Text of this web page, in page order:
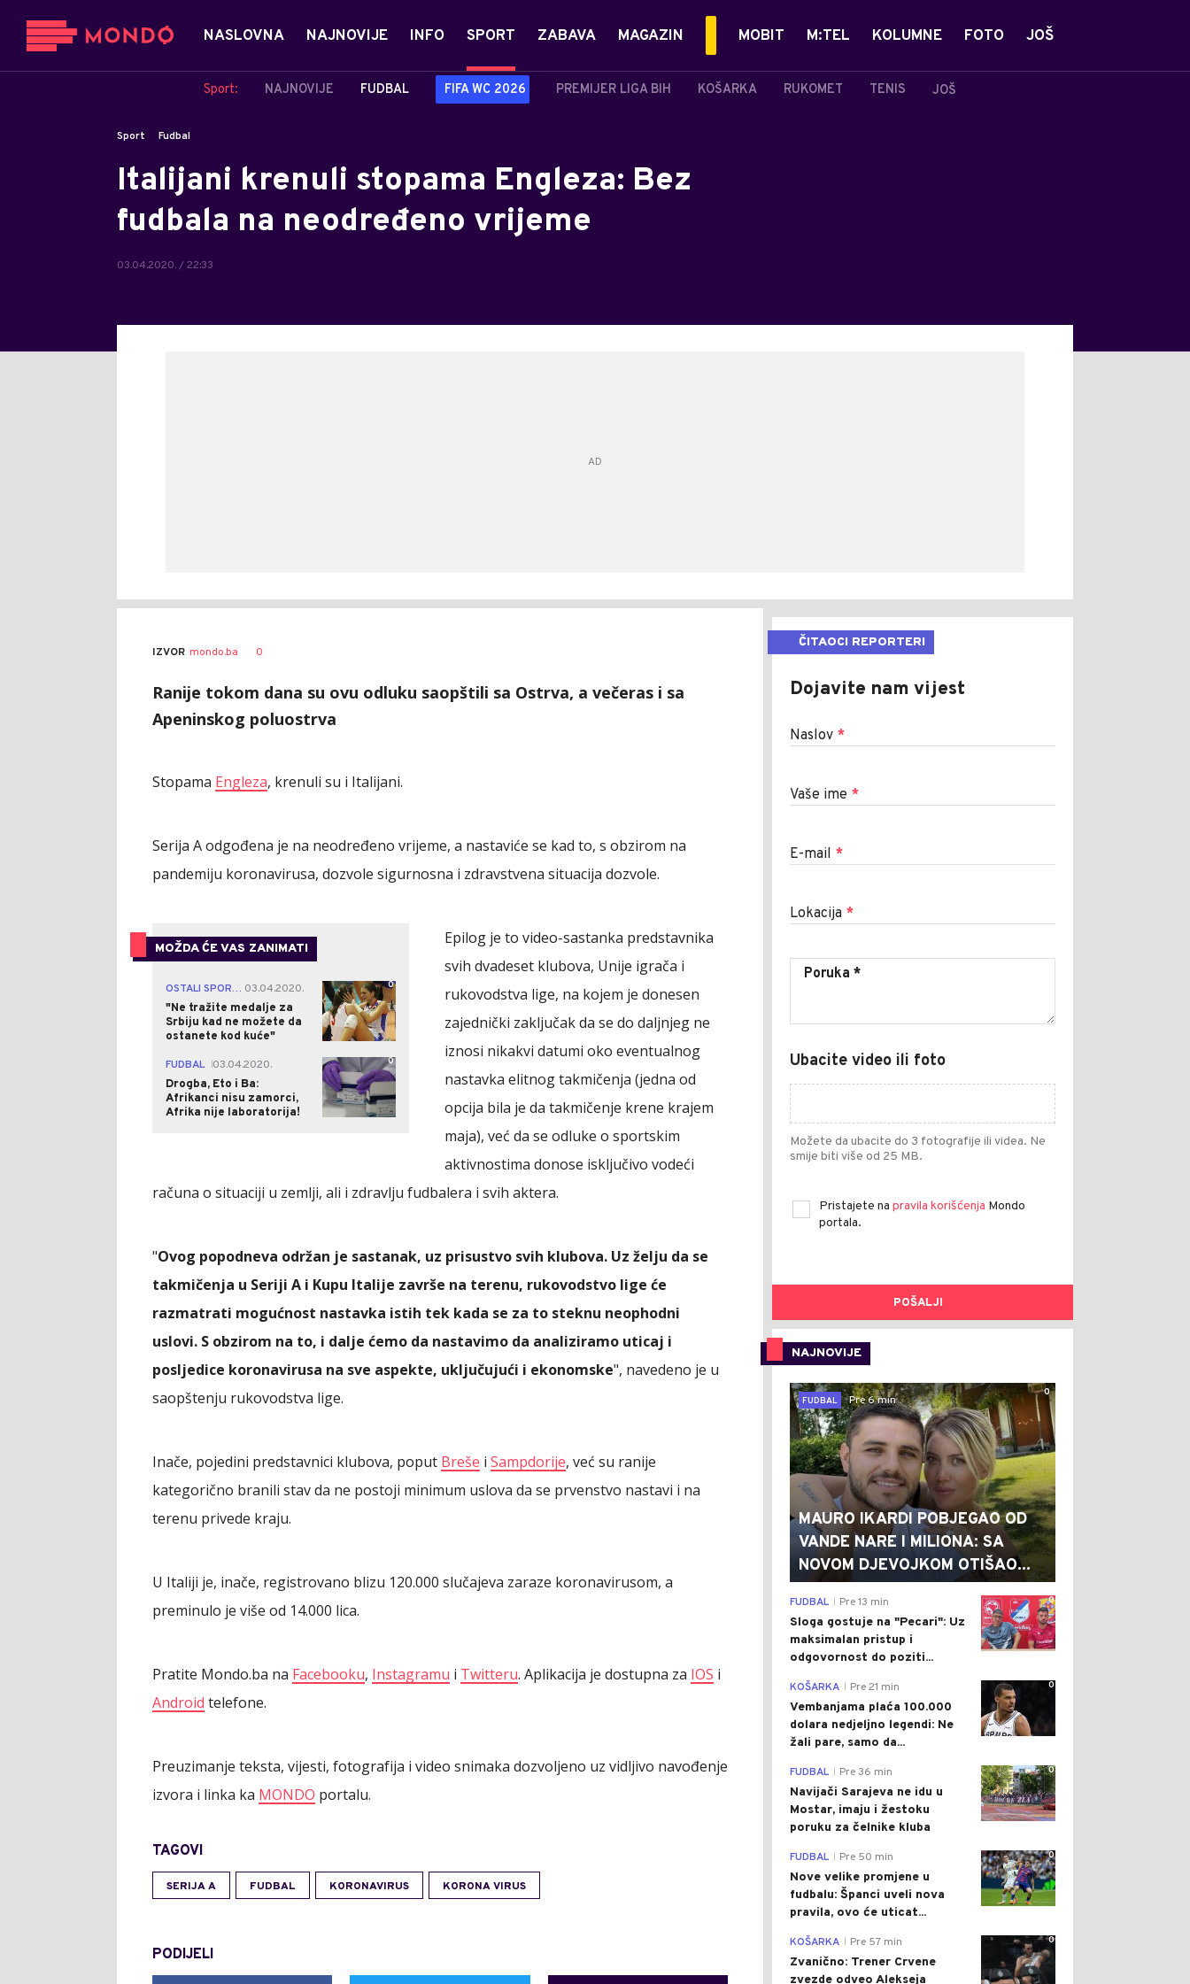
NASLOVNA NAJNOVIJE INFO SPORT
Sport: NAJNOVIJE FUDBAL FIFA WC 2026 PREMIJER LIGA BIH KOŠARKA RUKOMET TENIS JOŠ
ZABAVA MAGAZIN MOBIT M:TEL KOLUMNE FOTO JOŠ
Sport Fudbal
Italijani krenuli stopama Engleza: Bez
fudbala na neodređeno vrijeme
03.04.2020. / 22:33
IZVOR mondo.ba 0
Ranije tokom dana su ovu odluku saopštili sa Ostrva, a večeras i sa
Apeninskog poluostrva
Stopama Engleza, krenuli su i Italijani.
Serija A odgođena je na neodređeno vrijeme, a nastaviće se kad to, s obzirom na
pandemiju koronavirusa, dozvole sigurnosna i zdravstvena situacija dozvole.
MOŽDA ĆE VAS ZANIMATI
OSTALI SPORTOVI 03.04.2020.
"Ne tražite medalje za
Srbiju kad ne možete da
ostanete kod kuće"
0
FUDBAL 03.04.2020.
Drogba, Eto i Ba:
Afrikanci nisu zamorci,
Afrika nije laboratorija!
0
Epilog je to video-sastanka predstavnika
svih dvadeset klubova, Unije igrača i
rukovodstva lige, na kojem je donesen
zajednički zaključak da se do daljnjeg ne
iznosi nikakvi datumi oko eventualnog
nastavka elitnog takmičenja (jedna od
opcija bila je da takmičenje krene krajem
maja), već da se odluke o sportskim
aktivnostima donose isključivo vodeći
računa o situaciji u zemlji, ali i zdravlju fudbalera i svih aktera.
"Ovog popodneva održan je sastanak, uz prisustvo svih klubova. Uz želju da se
takmičenja u Seriji A i Kupu Italije završe na terenu, rukovodstvo lige će
razmatrati mogućnost nastavka istih tek kada se za to steknu neophodni
uslovi. S obzirom na to, i dalje ćemo da nastavimo da analiziramo uticaj i
posljedice koronavirusa na sve aspekte, uključujući i ekonomske", navedeno je u
saopštenju rukovodstva lige.
Inače, pojedini predstavnici klubova, poput Breše i Sampdorije, već su ranije
kategorično branili stav da ne postoji minimum uslova da se prvenstvo nastavi i na
terenu privede kraju.
U Italiji je, inače, registrovano blizu 120.000 slučajeva zaraze koronavirusom, a
preminulo je više od 14.000 lica.
Pratite Mondo.ba na Facebooku, Instagramu i Twitteru. Aplikacija je dostupna za IOS i
Android telefone.
Preuzimanje teksta, vijesti, fotografija i video snimaka dozvoljeno uz vidljivo navođenje
izvora i linka ka MONDO portalu.
TAGOVI
SERIJA A FUDBAL KORONAVIRUS KORONA VIRUS
PODIJELI
ČITAOCI REPORTERI
Dojavite nam vijest
Naslov *
Vaše ime *
E-mail *
Lokacija *
Ubacite video ili foto
Možete da ubacite do 3 fotografije ili videa. Ne
smije biti više od 25 MB.
Pristajete na pravila korišćenja Mondo
portala.
POŠALJI
NAJNOVIJE
0
FUDBAL
Pre 6 min
MAURO IKARDI POBJEGAO OD
VANDE NARE I MILIONA: SA
NOVOM DJEVOJKOM OTIŠAO...
0
FUDBAL Pre 13 min
Sloga gostuje na "Pecari": Uz
maksimalan pristup i
odgovornost do poziti...
0
KOŠARKA Pre 21 min
Vembanjama plaća 100.000
dolara nedjeljno legendi: Ne
žali pare, samo da...
0
FUDBAL Pre 36 min
Navijači Sarajeva ne idu u
Mostar, imaju i žestoku
poruku za čelnike kluba
0
FUDBAL Pre 50 min
Nove velike promjene u
fudbalu: Španci uveli nova
pravila, ovo će uticat...
0
KOŠARKA Pre 57 min
Zvanično: Trener Crvene
zvezde odveo Alekseja